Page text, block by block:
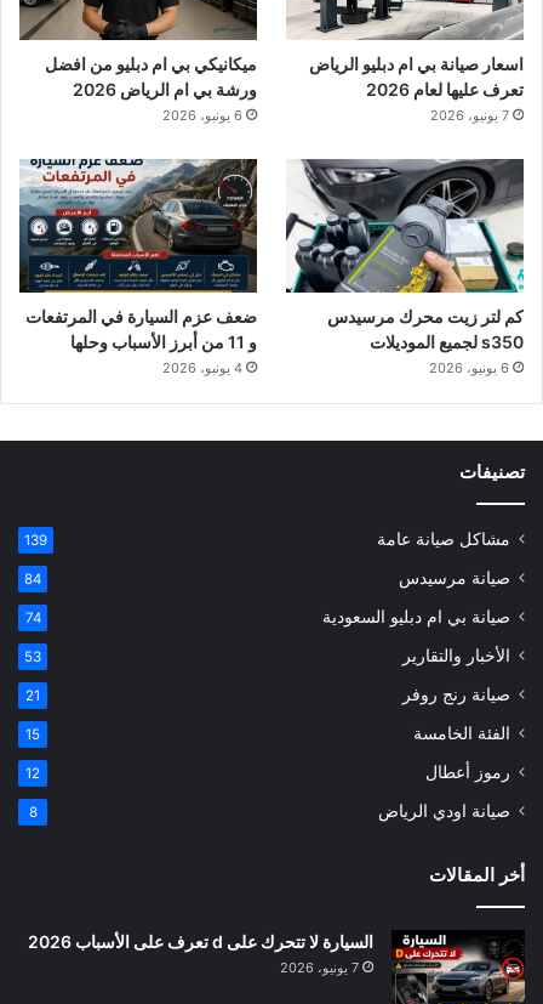
اسعار صيانة بي ام دبليو الرياض
تعرف عليها لعام 2026
7 يونيو، 2026
ميكانيكي بي ام دبليو من افضل
ورشة بي ام الرياض 2026
6 يونيو، 2026
كم لتر زيت محرك مرسيدس
s350 لجميع الموديلات
6 يونيو، 2026
ضعف عزم السيارة في المرتفعات
و 11 من أبرز الأسباب وحلها
4 يونيو، 2026
تصنيفات
مشاكل صيانة عامة 139
صيانة مرسيدس 84
صيانة بي ام دبليو السعودية 74
الأخبار والتقارير 53
صيانة رنج روفر 21
الفئة الخامسة 15
رموز أعطال 12
صيانة اودي الرياض 8
أخر المقالات
السيارة لا تتحرك على d تعرف على الأسباب 2026
7 يونيو، 2026